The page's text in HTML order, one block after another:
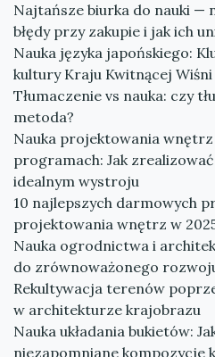
Najtańsze biurka do nauki —
błędy przy zakupie i jak ich
Nauka języka japońskiego:
kultury Kraju Kwitnącej Wiśni
Tłumaczenie vs nauka: czy
metoda?
Nauka projektowania
programach: Jak
idealnym wystroju
10 najlepszych darmowych
projektowania wnętrz w
Nauka ogrodnictwa i
do zrównoważonego
Rekultywacja terenów
w architekturze krajobrazu
Nauka układania bukietów:
niezapomniane kompozycje